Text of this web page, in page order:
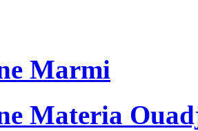
Marmi
Materia